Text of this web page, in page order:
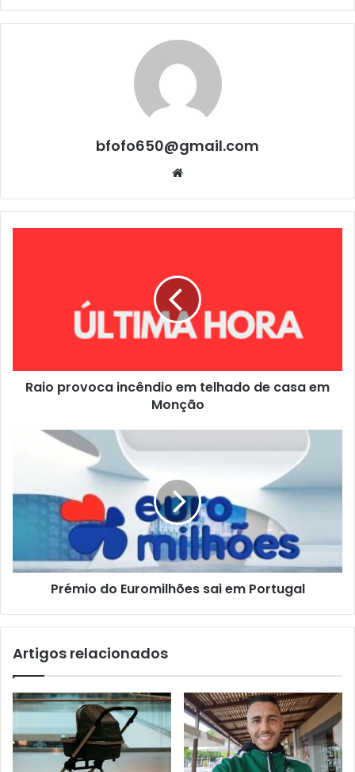
bfofo650@gmail.com
Website
Raio provoca incêndio em telhado de casa em
Monção
Prémio do Euromilhões sai em Portugal
Artigos relacionados